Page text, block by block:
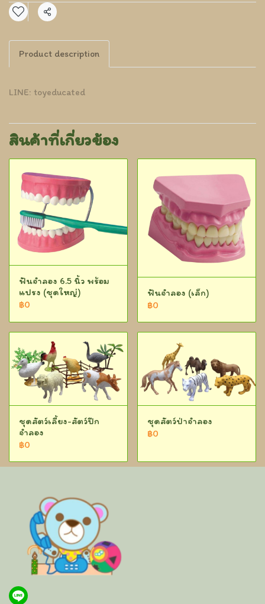
แชร์
Product description
LINE: toyeducated
สินค้าที่เกี่ยวข้อง
ฟันจำลอง 6.5 นิ้ว พร้อม
แปรง (ชุดใหญ่)
฿0
ฟันจำลอง (เล็ก)
฿0
ชุดสัตว์เลี้ยง-สัตว์ปีก
จำลอง
฿0
ชุดสัตว์ป่าจำลอง
฿0